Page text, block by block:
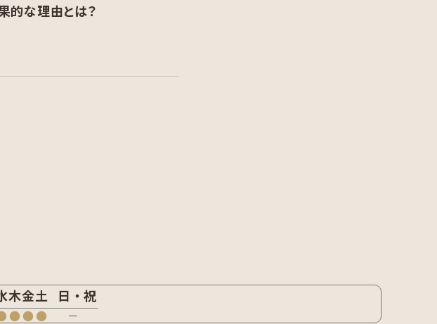
的な理由とは？
木金土 日・祝
● ● ● －